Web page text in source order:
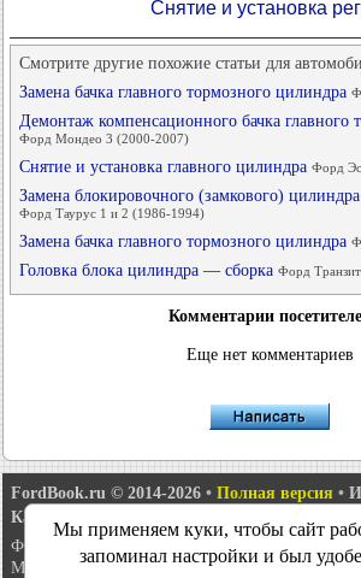
Снятие и установка
Смотрите другие похожие статьи для
Замена бачка главного тормозного цилиндра
Демонтаж компенсационного бачка главного
Форд Мондео 3 (2000-2007)
Снятие и установка главного цилиндра Форд
Замена блокировочного (замкового)
Форд Таурус 1 и 2 (1986-1994)
Замена бачка главного тормозного цилиндра
Головка блока цилиндра — сборка Форд
Комментарии
Еще нет комментариев
FordBook.ru © 2014-2026 • Полная версия •
Карта сайта
Фокус 1
Фокус 2 • Мондео 1
Мондео 2•Мондео 3•Мондео 4•Эскорт 3•
Мы применяем куки, чтобы сайт
запоминал настройки и был